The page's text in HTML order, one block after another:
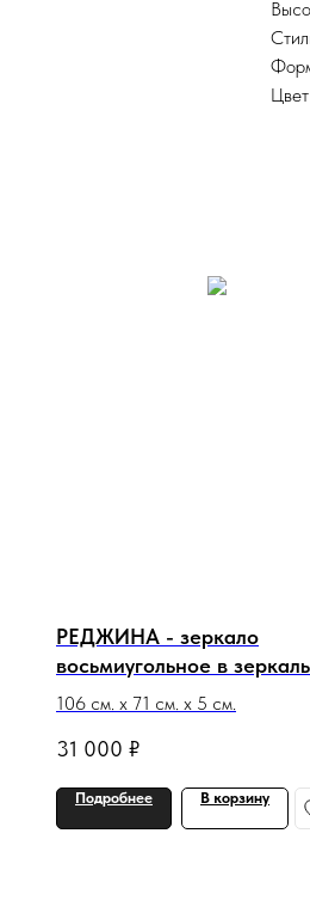
РЕДЖИНА - зеркало
восьмиугольное в
раме
106 см. х 71 см. х 5 см.
31 000 ₽
Подробнее В корзину